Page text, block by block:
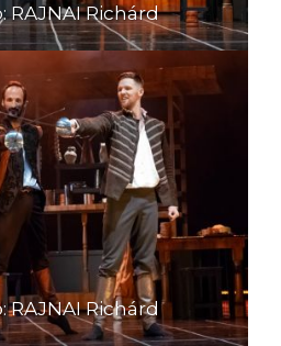
RAJNAI Richárd
RAJNAI Richárd